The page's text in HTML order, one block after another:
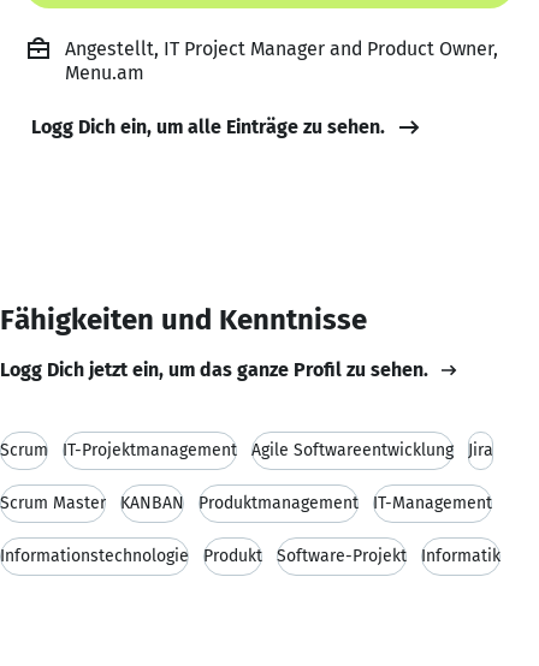
Angestellt, IT Project Manager and Product Owner,
Menu.am
Logg Dich ein, um alle Einträge zu sehen.
Fähigkeiten und Kenntnisse
Logg Dich jetzt ein, um das ganze Profil zu sehen.
Scrum IT-Projektmanagement Agile Softwareentwicklung Jira
Scrum Master KANBAN Produktmanagement IT-Management
Informationstechnologie Produkt Software-Projekt Informatik